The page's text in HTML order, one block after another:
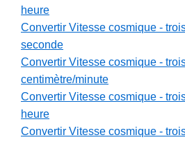
heure
Convertir Vitesse cosmique -
seconde
Convertir Vitesse cosmique -
centimètre/minute
Convertir Vitesse cosmique -
heure
Convertir Vitesse cosmique -